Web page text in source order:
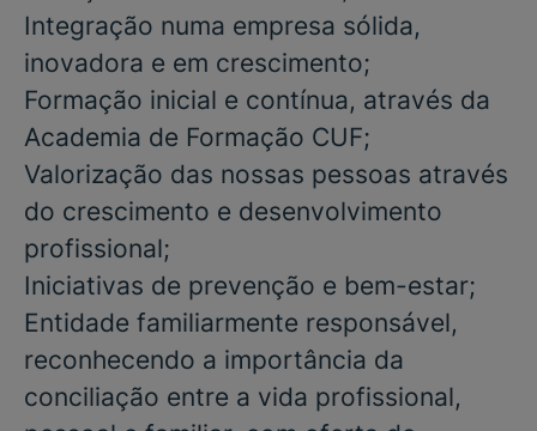
Integração numa empresa sólida,
inovadora e em crescimento;
Formação inicial e contínua, através da
Academia de Formação CUF;
Valorização das nossas pessoas através
do crescimento e desenvolvimento
profissional;
Iniciativas de prevenção e bem-estar;
Entidade familiarmente responsável,
reconhecendo a importância da
conciliação entre a vida profissional,